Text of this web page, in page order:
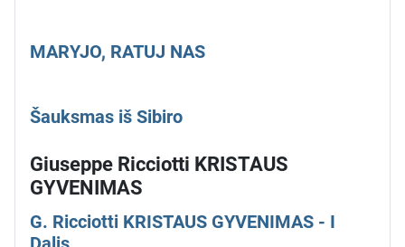
MARYJO, RATUJ NAS
Šauksmas iš Sibiro
Giuseppe Ricciotti KRISTAUS
GYVENIMAS
G. Ricciotti KRISTAUS GYVENIMAS - I